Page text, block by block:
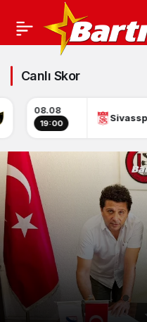
SPOR
Canlı Skor
19:00 Sivasspor